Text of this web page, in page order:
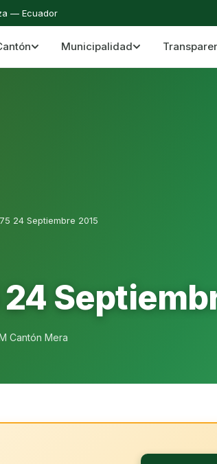
— Ecuador
Cantón Mera Cantón Mera · Pastaza ·
Municipalidad
24 Septiembre 2015
Cantón Mera